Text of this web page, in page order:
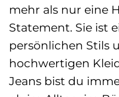
mehr als nur eine
Statement. Sie ist
persönlichen Stils
hochwertigen
Jeans bist du